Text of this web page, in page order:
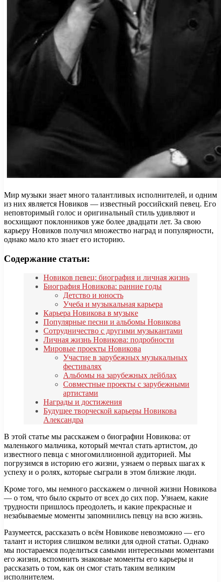
Мир музыки знает много талантливых исполнителей, и одним
из них является Новиков — известный российский певец. Его
неповторимый голос и оригинальный стиль удивляют и
восхищают поклонников уже более двадцати лет. За свою
карьеру Новиков получил множество наград и популярности,
однако мало кто знает его историю.
Содержание статьи:
Новиков певец: биография и личная жизнь
Биография Новикова: ранние годы
Детство и юность
Учеба и музыкальная карьера
Карьера Новикова в музыке
Популярные песни и альбомы Новикова
Сотрудничество с другими музыкантами
Личная жизнь Новикова: подробности
Мировые проекты Новикова
Участие в зарубежных музыкальных
фестивалях
Альбомы на зарубежных лейблах
Совместные проекты с зарубежными
артистами
Награды и достижения
Будущее творческой карьеры Новикова
Александра
В этой статье мы расскажем о биографии Новикова: от
маленького мальчика, который мечтал стать артистом, до
известного певца с многомиллионной аудиторией. Мы
погрузимся в историю его жизни, узнаем о первых шагах к
успеху и о ролях, которые сыграли в этом близкие люди.
Кроме того, мы немного расскажем о личной жизни Новикова
— о том, что было скрыто от всех до сих пор. Узнаем, какие
трудности пришлось преодолеть, и какие прекрасные и
незабываемые моменты запомнились певцу на всю жизнь.
Разумеется, рассказать о всём Новикове невозможно — его
талант и история слишком велики для одной статьи. Однако
мы постараемся поделиться самыми интересными моментами
его жизни, вспомнить знаковые моменты его карьеры и
рассказать о том, как он смог стать таким великим
исполнителем.